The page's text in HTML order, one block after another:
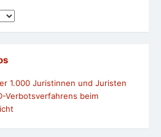
1.000 Juristinnen und Juristen
Verbotsverfahrens beim